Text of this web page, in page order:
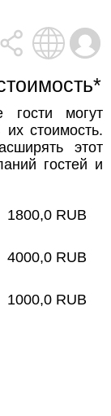
гости могут
их стоимость.
этот
гостей и
1800,0 RUB
4000,0 RUB
1000,0 RUB